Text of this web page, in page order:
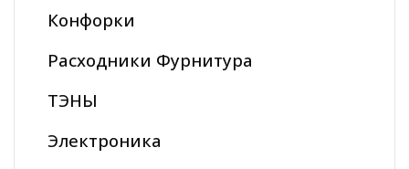
Конфорки
Расходники Фурнитура
ТЭНЫ
Электроника